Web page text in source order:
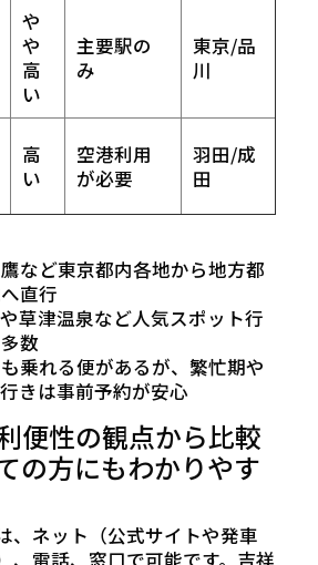
や
や
高
い
主要駅の
み
東京/品
川
高
い
空港利用
が必要
羽田/成
田
など東京都内各地から地方都
直行
草津温泉など人気スポット行
数
乗れる便があるが、繁忙期や
きは事前予約が安心
便性の観点から比較
の方にもわかりやす
、ネット（公式サイトや発車